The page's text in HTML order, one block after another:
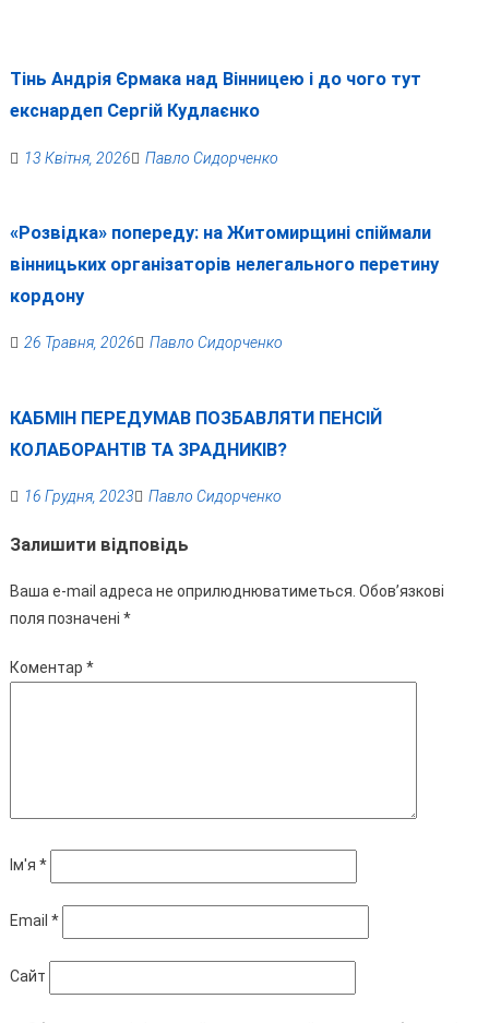
Тінь Андрія Єрмака над Вінницею і до чого тут
екснардеп Сергій Кудлаєнко
13 Квітня, 2026 Павло Сидорченко
«Розвідка» попереду: на Житомирщині спіймали
вінницьких організаторів нелегального перетину
кордону
26 Травня, 2026 Павло Сидорченко
КАБМІН ПЕРЕДУМАВ ПОЗБАВЛЯТИ ПЕНСІЙ
КОЛАБОРАНТІВ ТА ЗРАДНИКІВ?
16 Грудня, 2023 Павло Сидорченко
Залишити відповідь
Ваша e-mail адреса не оприлюднюватиметься. Обов’язкові
поля позначені *
Коментар *
Ім'я *
Email *
Сайт